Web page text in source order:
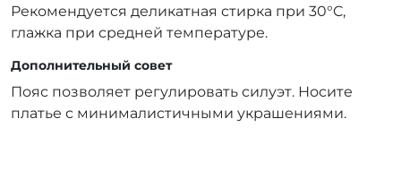
Рекомендуется деликатная стирка при 30°C,
глажка при средней температуре.
Дополнительный совет
Пояс позволяет регулировать силуэт. Носите
платье с минималистичными украшениями.